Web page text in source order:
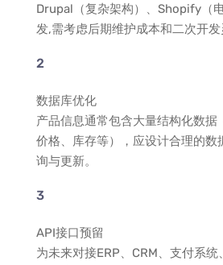
Drupal（复杂架构）、Shopify（
发,需考虑后期维护成本和二次开发
数据库优化
产品信息通常包含大量结构化数据
价格、库存等），应设计合理的数
询与更新。
API接口预留
为未来对接ERP、CRM、支付系